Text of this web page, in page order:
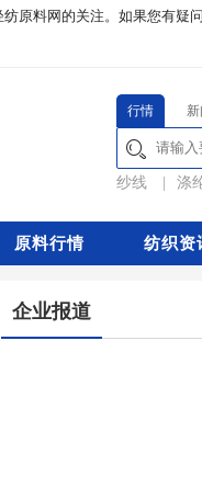
原料网的关注。如果您有疑
行情
纱线 涤
原料行情 纺织资
企业报道